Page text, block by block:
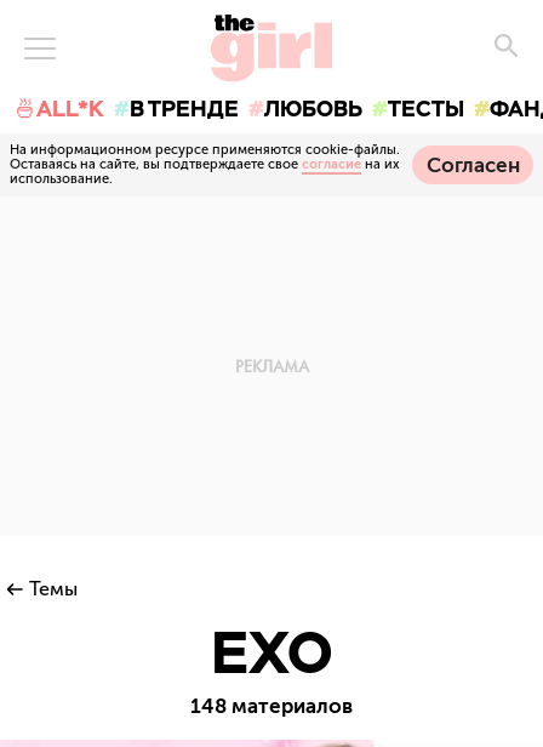
🍜ALL*K В ТРЕНДЕ ЛЮБОВЬ ТЕСТЫ
На информационном ресурсе применяются cookie-файлы.
Оставаясь на сайте, вы подтверждаете свое согласие на их
использование.
Согласен
Темы
EXO
148 материалов